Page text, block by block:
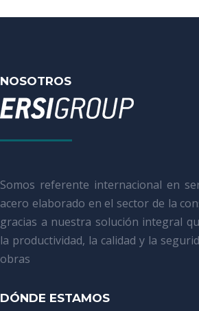
NOSOTROS
Somos referente internacional en
acero elaborado en el sector de la
gracias a nuestra solución integral
la productividad, la calidad y la
obras
DÓNDE ESTAMOS